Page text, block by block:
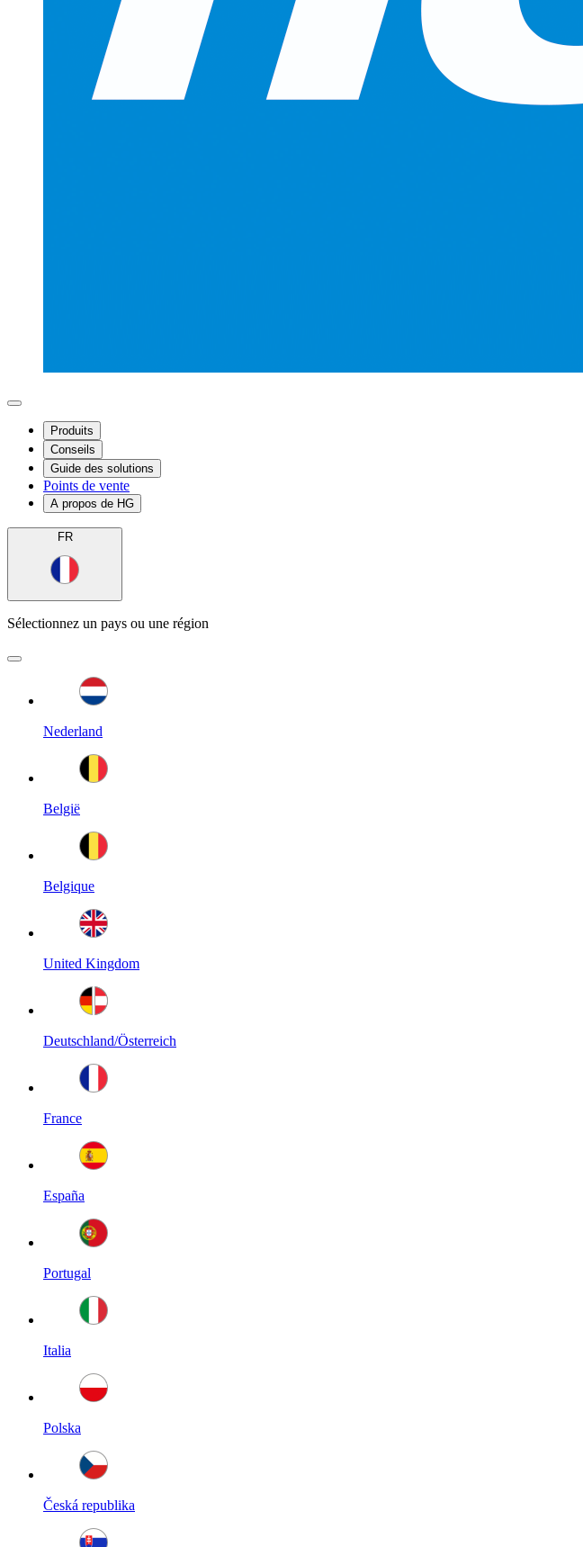
Produits
Conseils
Guide des solutions
Points de vente
A propos de HG
FR
Sélectionnez un pays ou une région
Nederland
België
Belgique
United Kingdom
Deutschland/Österreich
France
España
Portugal
Italia
Polska
Česká republika